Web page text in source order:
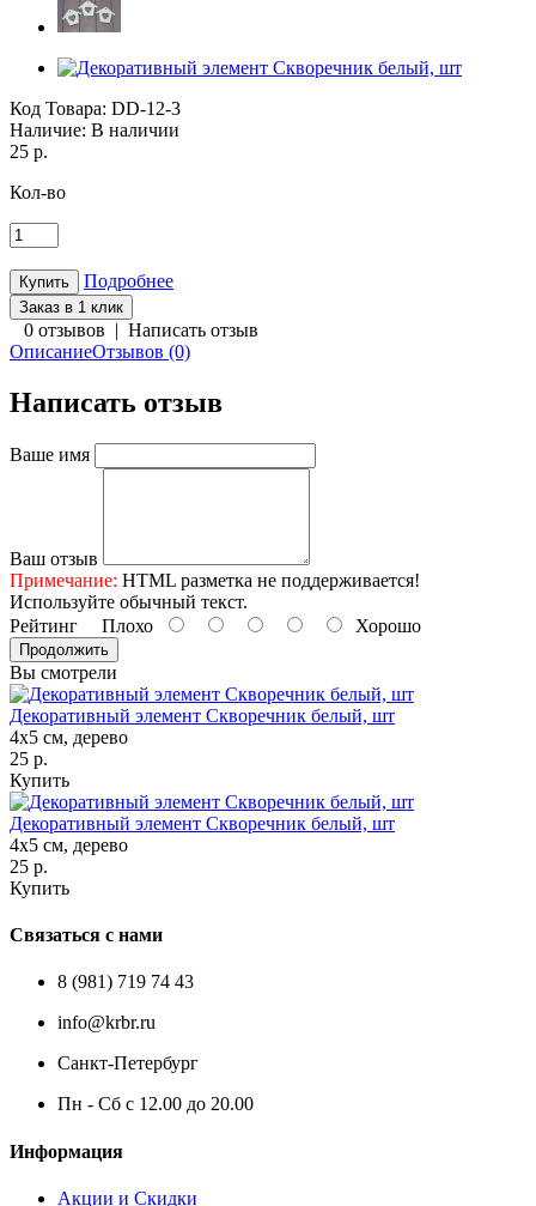
Код Товара: DD-12-3
Наличие: В наличии
25 р.
Кол-во
Подробнее
Заказ в 1 клик
0 отзывов | Написать отзыв
ОписаниеОтзывов (0)
Написать отзыв
Ваше имя
Ваш отзыв
Примечание: HTML разметка не поддерживается!
Используйте обычный текст.
Рейтинг Плохо Хорошо
Продолжить
Вы смотрели
Декоративный элемент Скворечник белый, шт
4х5 см, дерево
25 р.
Купить
Декоративный элемент Скворечник белый, шт
4х5 см, дерево
25 р.
Купить
Связаться с нами
8 (981) 719 74 43
info@krbr.ru
Санкт-Петербург
Пн - Сб с 12.00 до 20.00
Информация
Акции и Скидки